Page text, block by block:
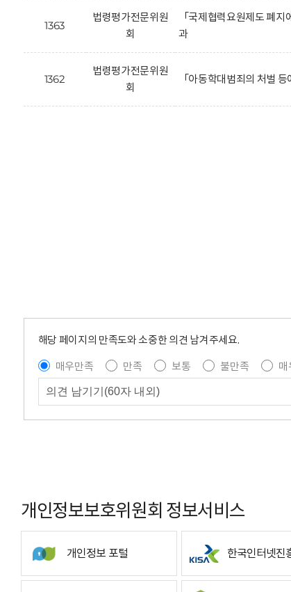
1363
법령평가전문위원
회
「국제협력요원제도 폐
과
1362
법령평가전문위원
회
「아동학대범죄의 처벌
해당 페이지의 만족도와 소중한 의견 남겨주세요.
매우만족
만족 보통 불만족
매
개인정보보호위원회 정보서비스
개인정보 포털 한국인터넷진